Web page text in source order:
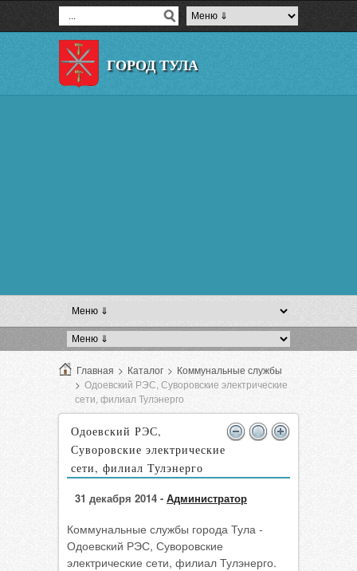
ГОРОД ТУЛА
Главная > Каталог > Коммунальные службы
> Одоевский РЭС, Суворовские электрические
сети, филиал Тулэнерго
Одоевский РЭС,
Суворовские электрические
сети, филиал Тулэнерго
31 декабря 2014 - Администратор
Коммунальные службы города Тула -
Одоевский РЭС, Суворовские
электрические сети, филиал Тулэнерго.